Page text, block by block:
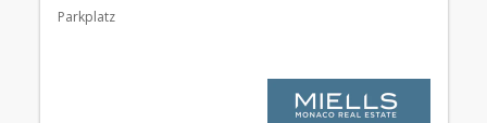
Parkplatz